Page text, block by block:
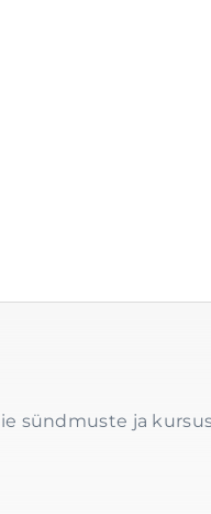
sündmuste ja